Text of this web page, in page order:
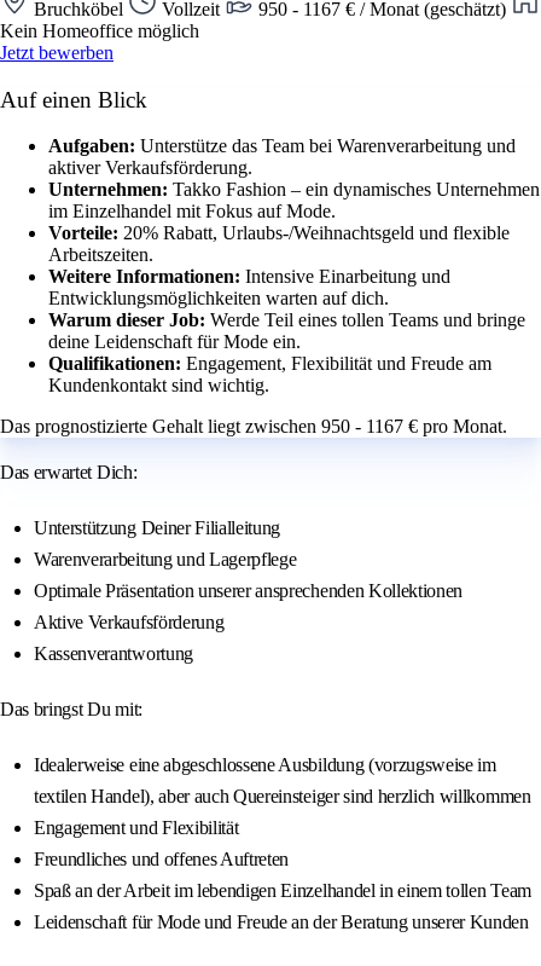
Bruchköbel Vollzeit
950 - 1167 € / Monat (geschätzt)
Kein Homeoffice möglich
Jetzt bewerben
Auf einen Blick
Aufgaben: Unterstütze das Team bei Warenverarbeitung und
aktiver Verkaufsförderung.
Unternehmen: Takko Fashion – ein dynamisches Unternehmen
im Einzelhandel mit Fokus auf Mode.
Vorteile: 20% Rabatt, Urlaubs-/Weihnachtsgeld und flexible
Arbeitszeiten.
Weitere Informationen: Intensive Einarbeitung und
Entwicklungsmöglichkeiten warten auf dich.
Warum dieser Job: Werde Teil eines tollen Teams und bringe
deine Leidenschaft für Mode ein.
Qualifikationen: Engagement, Flexibilität und Freude am
Kundenkontakt sind wichtig.
Das prognostizierte Gehalt liegt zwischen 950 - 1167 € pro Monat.
Das erwartet Dich:
Unterstützung Deiner Filialleitung
Warenverarbeitung und Lagerpflege
Optimale Präsentation unserer ansprechenden Kollektionen
Aktive Verkaufsförderung
Kassenverantwortung
Das bringst Du mit:
Idealerweise eine abgeschlossene Ausbildung (vorzugsweise im
textilen Handel), aber auch Quereinsteiger sind herzlich willkommen
Engagement und Flexibilität
Freundliches und offenes Auftreten
Spaß an der Arbeit im lebendigen Einzelhandel in einem tollen Team
Leidenschaft für Mode und Freude an der Beratung unserer Kunden